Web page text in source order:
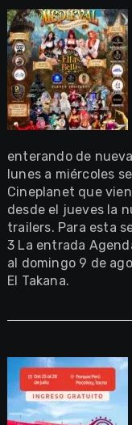
enterando de
lunes a miércoles
Cineplanet que
desde el jueves la
trailers. Para esta
3 La entrada
al domingo 9 de
El Takana.